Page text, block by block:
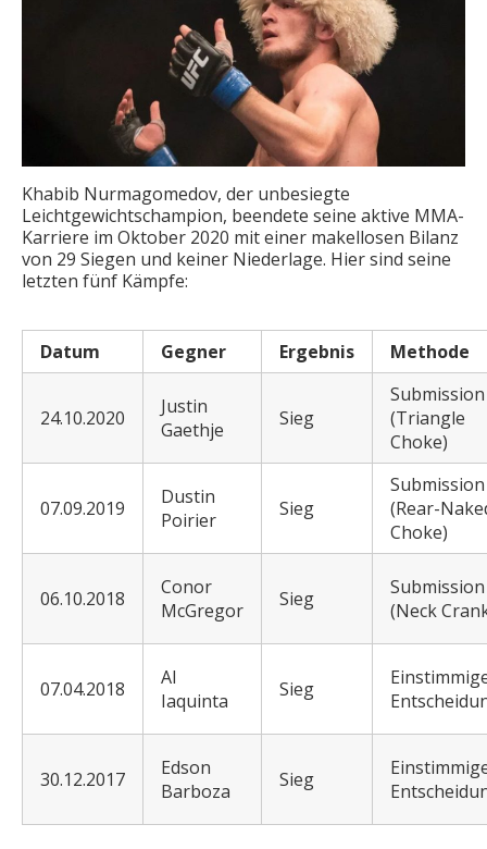
Khabib Nurmagomedov, der unbesiegte
Leichtgewichtschampion, beendete seine aktive MMA-
Karriere im Oktober 2020 mit einer makellosen Bilanz
von 29 Siegen und keiner Niederlage. Hier sind seine
letzten fünf Kämpfe:
Datum Gegner Ergebnis Methode
24.10.2020
Justin
Gaethje
Sieg
Submission
(Triangle
Choke)
07.09.2019
Dustin
Poirier
Sieg
Submission
(Rear-
Choke)
06.10.2018
Conor
McGregor
Sieg
Submission
(Neck
07.04.2018
Al
Iaquinta
Sieg
30.12.2017
Edson
Barboza
Sieg